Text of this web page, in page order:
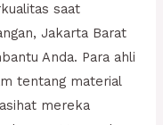
saat
Jakarta Barat
Anda. Para ahli
tentang material
mereka